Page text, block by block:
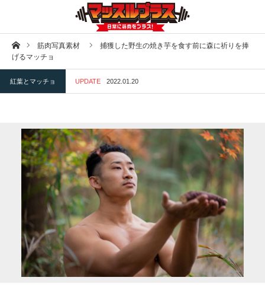
ホーム筋肉写真素材
捕獲した野生の焼き芋を食す前に森に祈りを捧
げるマッチョ
紅葉とマッチョ UPDATE 2022.01.20